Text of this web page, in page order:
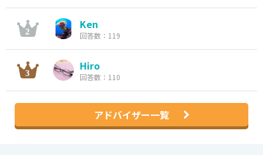
Ken
回答数：119
Hiro
回答数：110
アドバイザー一覧